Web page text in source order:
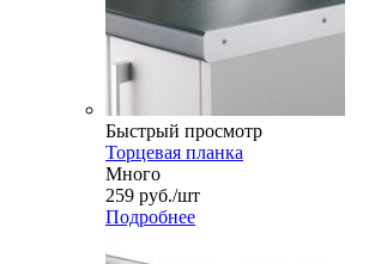
Быстрый просмотр
Торцевая планка
Много
259 руб./шт
Подробнее